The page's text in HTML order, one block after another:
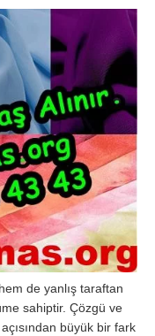
de yanlış taraftan
sahiptir. Çözgü ve
büyük bir fark